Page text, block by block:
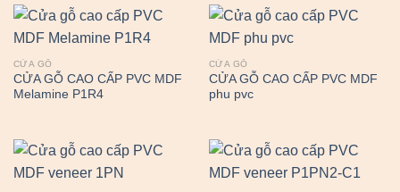
CỬA GỖ
CỬA GỖ CAO CẤP PVC MDF
Melamine P1R4
CỬA GỖ
CỬA GỖ CAO CẤP PVC MDF
phu pvc